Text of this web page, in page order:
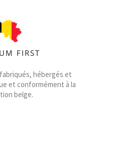
FIRST
hébergés et
et conformément à la
belge.